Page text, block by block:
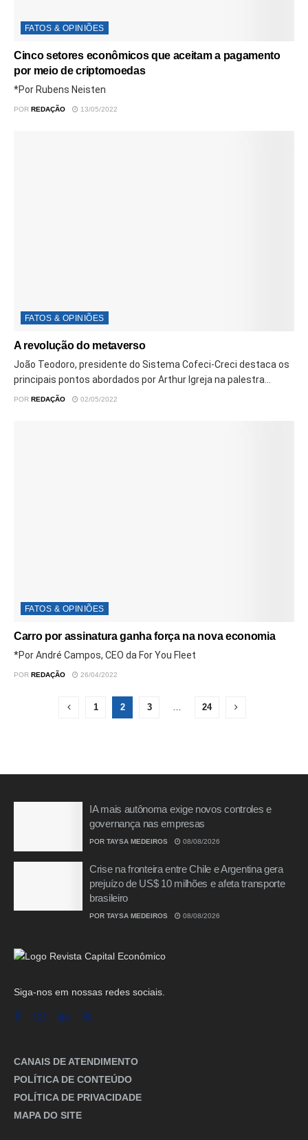
FATOS & OPINIÕES
Cinco setores econômicos que aceitam a pagamento
por meio de criptomoedas
*Por Rubens Neisten
POR REDAÇÃO 13/05/2022
FATOS & OPINIÕES
A revolução do metaverso
João Teodoro, presidente do Sistema Cofeci-Creci destaca os
principais pontos abordados por Arthur Igreja na palestra...
POR REDAÇÃO 02/05/2022
FATOS & OPINIÕES
Carro por assinatura ganha força na nova economia
*Por André Campos, CEO da For You Fleet
POR REDAÇÃO 26/04/2022
1 2 3 … 24
IA mais autônoma exige novos controles e
governança nas empresas
POR TAYSA MEDEIROS 08/08/2026
Crise na fronteira entre Chile e Argentina gera
prejuízo de US$ 10 milhões e afeta transporte
brasileiro
POR TAYSA MEDEIROS 08/08/2026
Siga-nos em nossas redes sociais.
CANAIS DE ATENDIMENTO
POLÍTICA DE CONTEÚDO
POLÍTICA DE PRIVACIDADE
MAPA DO SITE